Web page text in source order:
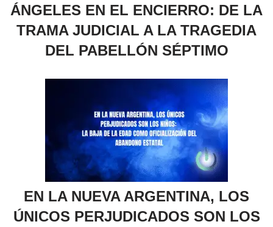
ÁNGELES EN EL ENCIERRO: DE LA
TRAMA JUDICIAL A LA TRAGEDIA
DEL PABELLÓN SÉPTIMO
EN LA NUEVA ARGENTINA, LOS
ÚNICOS PERJUDICADOS SON LOS